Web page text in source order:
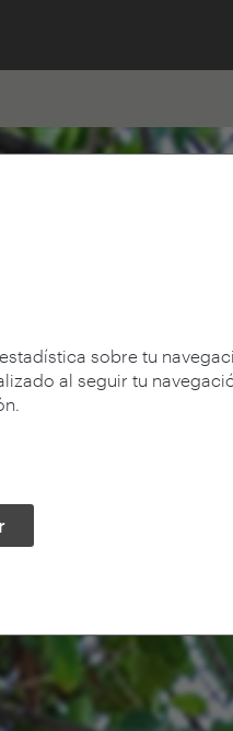
sobre tu
al seguir tu